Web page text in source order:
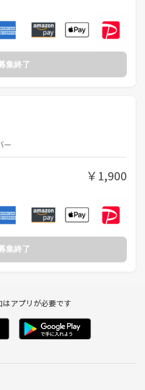
集終了
ー
￥1,900
集終了
はアプリが必要です